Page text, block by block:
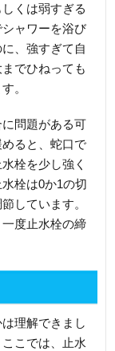
くは弱すぎる
ャワーを浴び
、強すぎて自
でひねっても
。
問題がある可
ると、蛇口で
栓を少し強く
栓は0か1の切
しています。
度止水栓の締
理解できまし
こでは、止水